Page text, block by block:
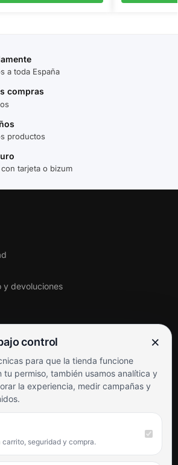
a toda España
compras
productos
tarjeta o bizum
y devoluciones
control ×
para que la tienda funcione
tu permiso, también usamos analítica y
la experiencia, medir campañas y
carrito, seguridad y compra.